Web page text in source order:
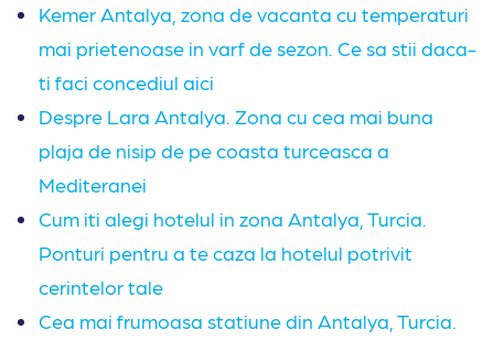
Kemer Antalya, zona de vacanta cu temperaturi
mai prietenoase in varf de sezon. Ce sa stii daca-
ti faci concediul aici
Despre Lara Antalya. Zona cu cea mai buna
plaja de nisip de pe coasta turceasca a
Mediteranei
Cum iti alegi hotelul in zona Antalya, Turcia.
Ponturi pentru a te caza la hotelul potrivit
cerintelor tale
Cea mai frumoasa statiune din Antalya, Turcia.